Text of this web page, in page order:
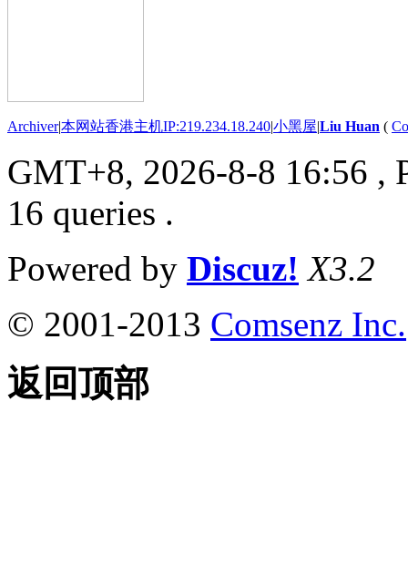
Archiver|本网站香港主机IP:219.234.18.240|小黑屋|Liu Huan (
GMT+8, 2026-8-8 16:56 ,
16 queries .
Powered by Discuz! X3.2
© 2001-2013 Comsenz Inc.
返回顶部